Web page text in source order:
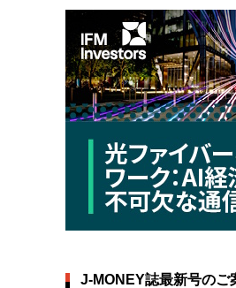
J-MONEY誌最新号のご